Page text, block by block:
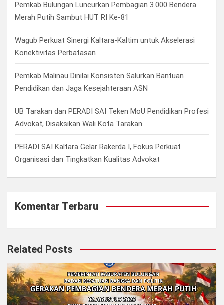
Pemkab Bulungan Luncurkan Pembagian 3.000 Bendera
Merah Putih Sambut HUT RI Ke-81
Wagub Perkuat Sinergi Kaltara-Kaltim untuk Akselerasi
Konektivitas Perbatasan
Pemkab Malinau Dinilai Konsisten Salurkan Bantuan
Pendidikan dan Jaga Kesejahteraan ASN
UB Tarakan dan PERADI SAI Teken MoU Pendidikan Profesi
Advokat, Disaksikan Wali Kota Tarakan
PERADI SAI Kaltara Gelar Rakerda I, Fokus Perkuat
Organisasi dan Tingkatkan Kualitas Advokat
Komentar Terbaru
Related Posts